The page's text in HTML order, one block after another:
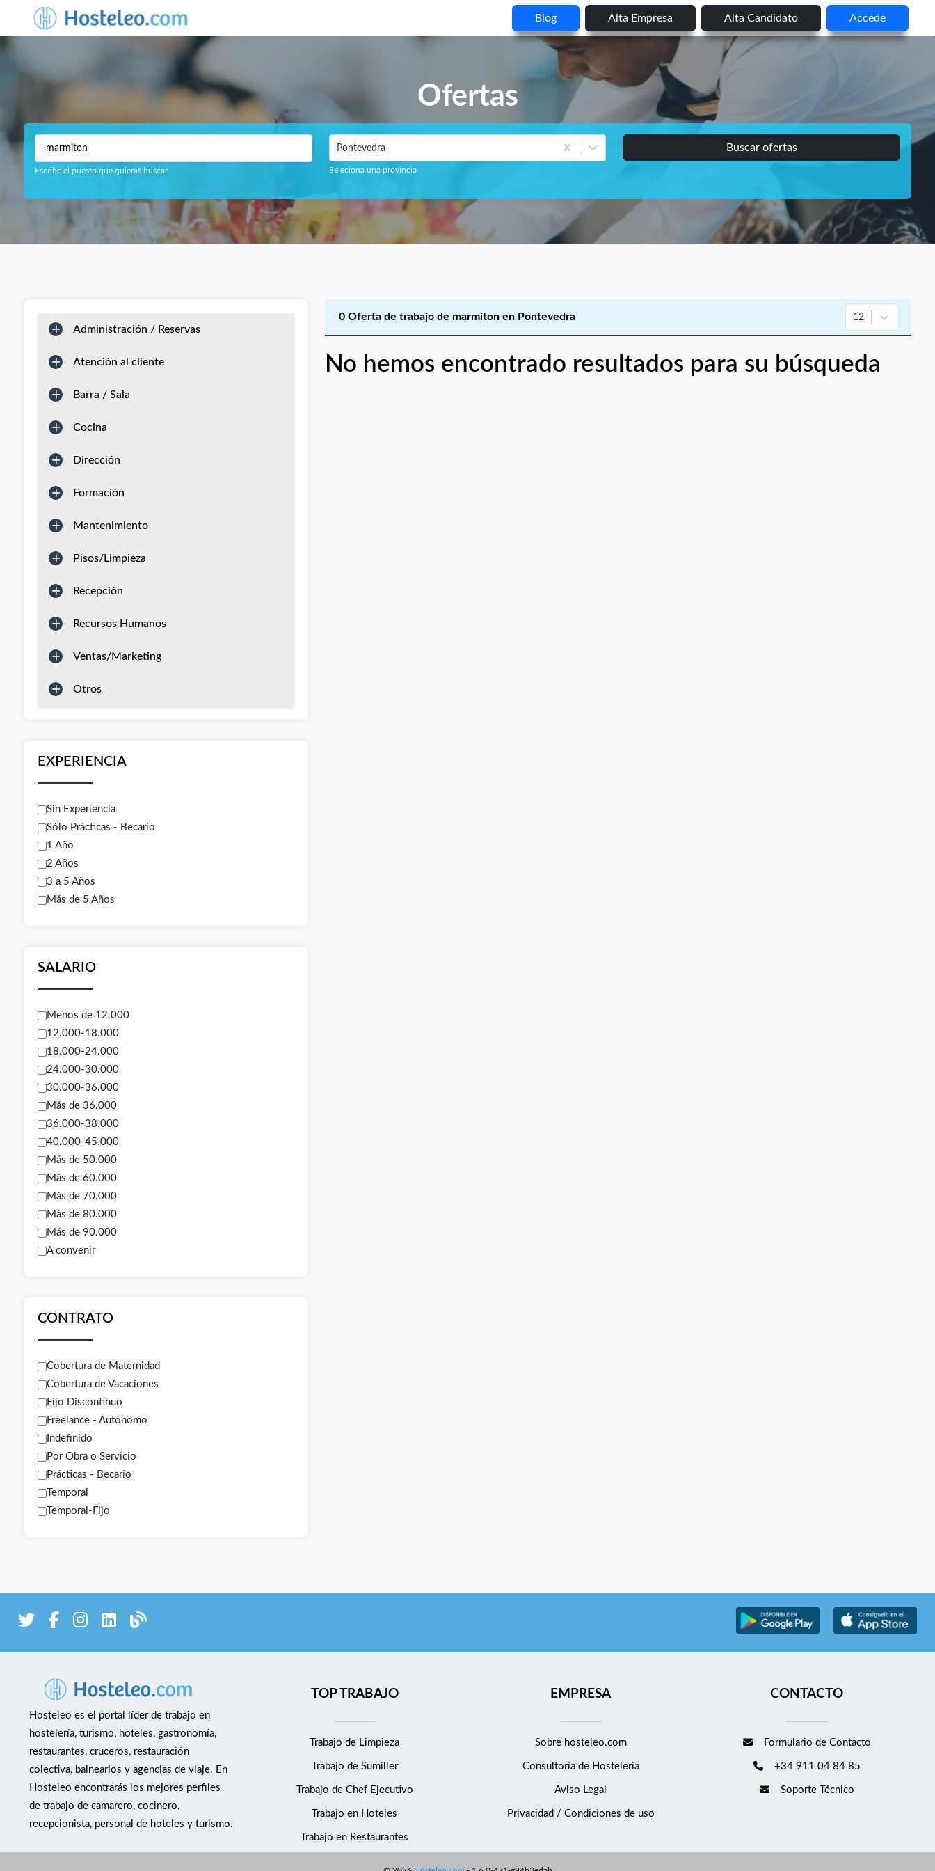
Blog Alta Empresa Alta Candidato Accede
Ofertas
Escribe el puesto que quieras buscar
Pontevedra
Seleciona una provincia
Buscar ofertas
Administración / Reservas
Atención al cliente
Barra / Sala
Cocina
Dirección
Formación
Mantenimiento
Pisos/Limpieza
Recepción
Recursos Humanos
Ventas/Marketing
Otros
EXPERIENCIA
Sin Experiencia
Sólo Prácticas - Becario
1 Año
2 Años
3 a 5 Años
Más de 5 Años
SALARIO
Menos de 12.000
12.000-18.000
18.000-24.000
24.000-30.000
30.000-36.000
Más de 36.000
36.000-38.000
40.000-45.000
Más de 50.000
Más de 60.000
Más de 70.000
Más de 80.000
Más de 90.000
A convenir
CONTRATO
Cobertura de Maternidad
Cobertura de Vacaciones
Fijo Discontinuo
Freelance - Autónomo
Indefinido
Por Obra o Servicio
Prácticas - Becario
Temporal
Temporal-Fijo
0 Oferta de trabajo de marmiton en Pontevedra 12
No hemos encontrado resultados para su búsqueda
Hosteleo es el portal líder de trabajo en
hostelería, turismo, hoteles, gastronomía,
restaurantes, cruceros, restauración
colectiva, balnearios y agencias de viaje. En
Hosteleo encontrarás los mejores perfiles
de trabajo de camarero, cocinero,
recepcionista, personal de hoteles y turismo.
TOP TRABAJO
Trabajo de Limpieza
Trabajo de Sumiller
Trabajo de Chef Ejecutivo
Trabajo en Hoteles
Trabajo en Restaurantes
EMPRESA
Sobre hosteleo.com
Consultoría de Hostelería
Aviso Legal
Privacidad / Condiciones de uso
CONTACTO
Formulario de Contacto
+34 911 04 84 85
Soporte Técnico